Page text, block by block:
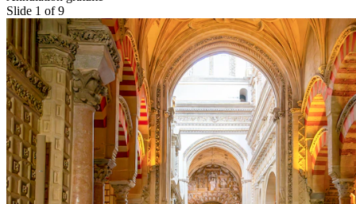
Slide 1 of 9